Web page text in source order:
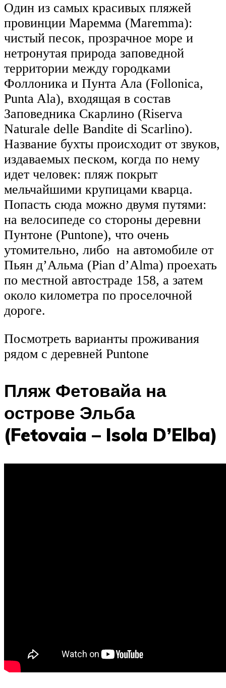
Один из самых красивых пляжей
провинции Маремма (Maremma):
чистый песок, прозрачное море и
нетронутая природа заповедной
территории между городками
Фоллоника и Пунта Ала (Follonica,
Punta Ala), входящая в состав
Заповедника Скарлино (Riserva
Naturale delle Bandite di Scarlino).
Название бухты происходит от звуков,
издаваемых песком, когда по нему
идет человек: пляж покрыт
мельчайшими крупицами кварца.
Попасть сюда можно двумя путями:
на велосипеде со стороны деревни
Пунтоне (Puntone), что очень
утомительно, либо на автомобиле от
Пьян д’Альма (Pian d’Alma) проехать
по местной автостраде 158, а затем
около километра по проселочной
дороге.
Посмотреть варианты проживания
рядом с деревней Puntone
Пляж Фетовайа на
острове Эльба
(Fetovaia – Isola D’Elba)